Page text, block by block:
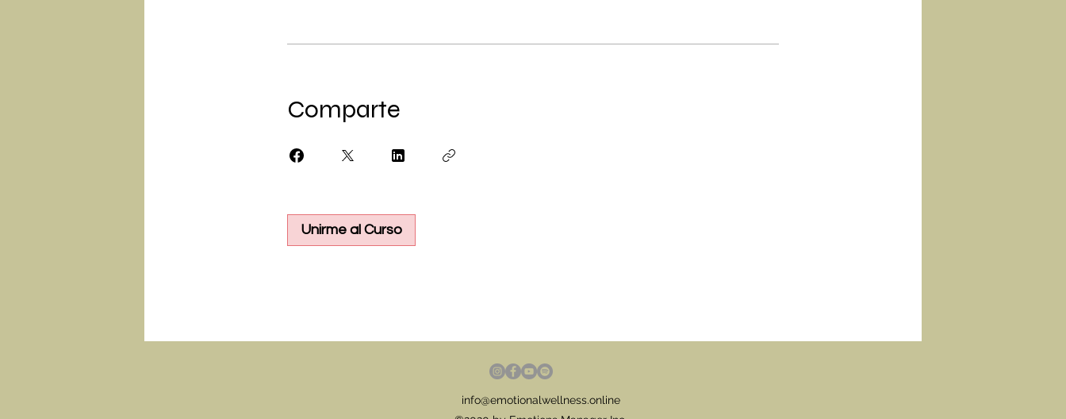
Comparte
Unirme al Curso
info@emotionalwellness.online